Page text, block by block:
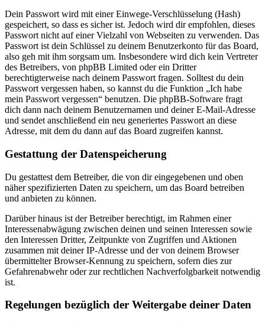
Dein Passwort wird mit einer Einwege-Verschlüsselung (Hash)
gespeichert, so dass es sicher ist. Jedoch wird dir empfohlen, dieses
Passwort nicht auf einer Vielzahl von Webseiten zu verwenden. Das
Passwort ist dein Schlüssel zu deinem Benutzerkonto für das Board,
also geh mit ihm sorgsam um. Insbesondere wird dich kein Vertreter
des Betreibers, von phpBB Limited oder ein Dritter
berechtigterweise nach deinem Passwort fragen. Solltest du dein
Passwort vergessen haben, so kannst du die Funktion „Ich habe
mein Passwort vergessen“ benutzen. Die phpBB-Software fragt
dich dann nach deinem Benutzernamen und deiner E-Mail-Adresse
und sendet anschließend ein neu generiertes Passwort an diese
Adresse, mit dem du dann auf das Board zugreifen kannst.
Gestattung der Datenspeicherung
Du gestattest dem Betreiber, die von dir eingegebenen und oben
näher spezifizierten Daten zu speichern, um das Board betreiben
und anbieten zu können.
Darüber hinaus ist der Betreiber berechtigt, im Rahmen einer
Interessenabwägung zwischen deinen und seinen Interessen sowie
den Interessen Dritter, Zeitpunkte von Zugriffen und Aktionen
zusammen mit deiner IP-Adresse und der von deinem Browser
übermittelter Browser-Kennung zu speichern, sofern dies zur
Gefahrenabwehr oder zur rechtlichen Nachverfolgbarkeit notwendig
ist.
Regelungen bezüglich der Weitergabe deiner Daten